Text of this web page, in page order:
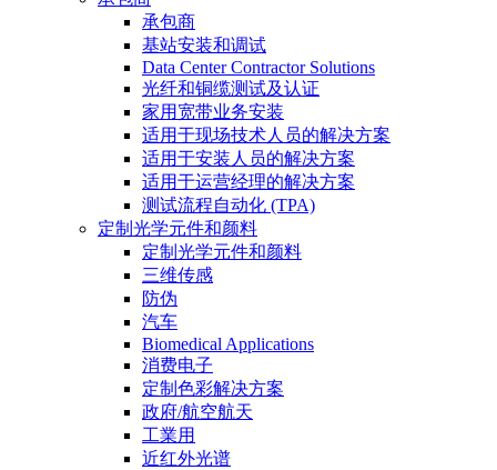
承包商
基站安装和调试
Data Center Contractor Solutions
光纤和铜缆测试及认证
家用宽带业务安装
适用于现场技术人员的解决方案
适用于安装人员的解决方案
适用于运营经理的解决方案
测试流程自动化 (TPA)
定制光学元件和颜料
定制光学元件和颜料
三维传感
防伪
汽车
Biomedical Applications
消费电子
定制色彩解决方案
政府/航空航天
工業用
近红外光谱